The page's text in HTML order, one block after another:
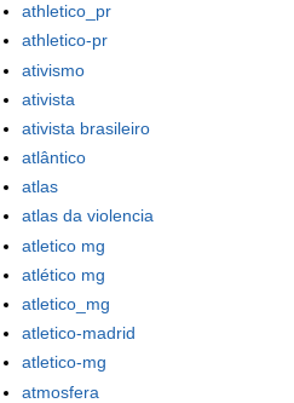
athletico_pr
athletico-pr
ativismo
ativista
ativista brasileiro
atlântico
atlas
atlas da violencia
atletico mg
atlético mg
atletico_mg
atletico-madrid
atletico-mg
atmosfera